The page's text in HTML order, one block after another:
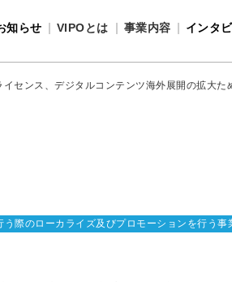
知らせ VIPOとは
VIPOとは
事業内容
インタ
イセンス、デジタルコンテンツ海外展開の拡大
際のローカライズ及びプロモーションを行う事